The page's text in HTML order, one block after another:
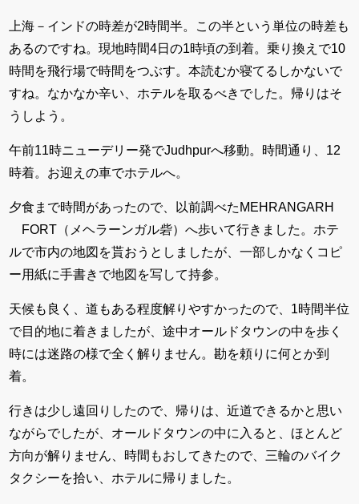
上海－インドの時差が2時間半。この半という単位の時差も
あるのですね。現地時間4日の1時頃の到着。乗り換えで10
時間を飛行場で時間をつぶす。本読むか寝てるしかないで
すね。なかなか辛い、ホテルを取るべきでした。帰りはそ
うしよう。
午前11時ニューデリー発でJudhpurへ移動。時間通り、12
時着。お迎えの車でホテルへ。
夕食まで時間があったので、以前調べたMEHRANGARH
FORT（メヘラーンガル砦）へ歩いて行きました。ホテ
ルで市内の地図を貰おうとしましたが、一部しかなくコピ
ー用紙に手書きで地図を写して持参。
天候も良く、道もある程度解りやすかったので、1時間半位
で目的地に着きましたが、途中オールドタウンの中を歩く
時には迷路の様で全く解りません。勘を頼りに何とか到
着。
行きは少し遠回りしたので、帰りは、近道できるかと思い
ながらでしたが、オールドタウンの中に入ると、ほとんど
方向が解りません、時間もおしてきたので、三輪のバイク
タクシーを拾い、ホテルに帰りました。